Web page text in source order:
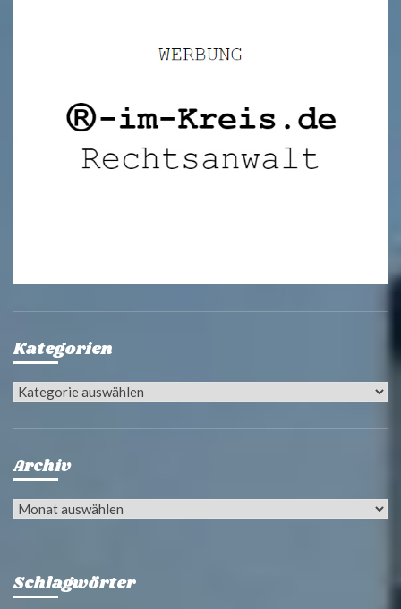
Kategorien
Kategorien
Archiv
Archiv
Schlagwörter